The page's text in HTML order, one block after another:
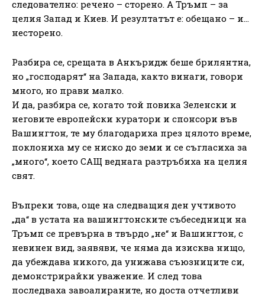
следователно: речено – сторено. А Тръмп – за
целия Запад и Киев. И резултатът е: обещано – и…
несторено.
Разбира се, срещата в Анкъридж беше брилянтна,
но „господарят“ на Запада, както винаги, говори
много, но прави малко.
И да, разбира се, когато той повика Зеленски и
неговите европейски куратори и спонсори във
Вашингтон, те му благодариха през цялото време,
поклониха му се ниско до земи и се съгласиха за
„много“, което САЩ веднага разтръбиха на целия
свят.
Въпреки това, още на следващия ден учтивото
„да“ в устата на вашингтонските събеседници на
Тръмп се превърна в твърдо „не“ и Вашингтон, с
невинен вид, заявяви, че няма да изисква нищо,
да убеждава никого, да унижава съюзниците си,
демонстрирайки уважение. И след това
последваха завоалираните, но доста отчетливи